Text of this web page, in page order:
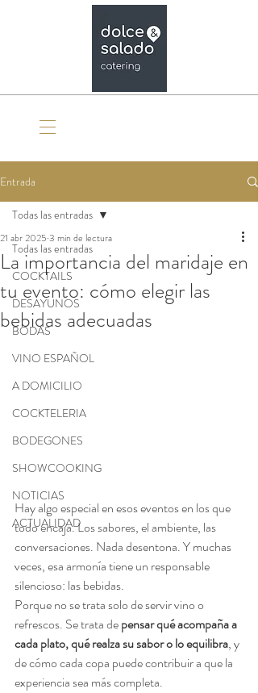
Entrada
Todas las entradas
COCKTAILS
DESAYUNOS
BODAS
VINO ESPAÑOL
A DOMICILIO
COCKTELERIA
BODEGONES
SHOWCOOKING
NOTICIAS
ACTUALIDAD
Todas las entradas
La importancia del maridaje en
tu evento: cómo elegir las
bebidas adecuadas
21 abr 2025 3 min de lectura
Hay algo especial en esos eventos en los que
todo encaja. Los sabores, el ambiente, las
conversaciones. Nada desentona. Y muchas
veces, esa armonía tiene un responsable
silencioso: las bebidas.
Porque no se trata solo de servir vino o
refrescos. Se trata de pensar qué acompaña a
cada plato, qué realza su sabor o lo equilibra, y
de cómo cada copa puede contribuir a que la
experiencia sea más completa.